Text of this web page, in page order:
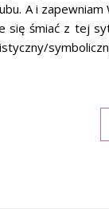
A i
śmiać z tej